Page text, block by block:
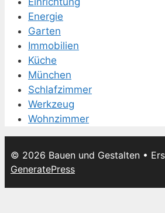
Energie
Garten
Immobilien
Küche
München
Schlafzimmer
Werkzeug
Wohnzimmer
© 2026 Bauen und Gestalten •
GeneratePress